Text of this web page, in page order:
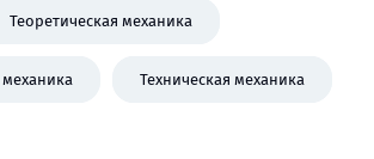
Теоретическая механика
Техническая механика